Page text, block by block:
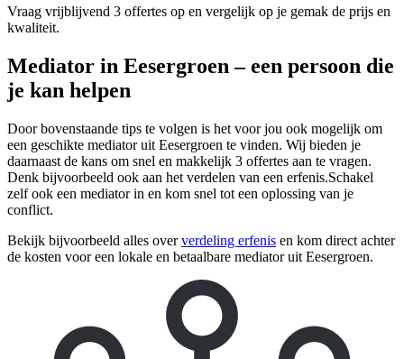
Vraag vrijblijvend 3 offertes op en vergelijk op je gemak de prijs en
kwaliteit.
Mediator in Eesergroen – een persoon die
je kan helpen
Door bovenstaande tips te volgen is het voor jou ook mogelijk om
een geschikte mediator uit Eesergroen te vinden. Wij bieden je
daarnaast de kans om snel en makkelijk 3 offertes aan te vragen.
Denk bijvoorbeeld ook aan het verdelen van een erfenis.Schakel
zelf ook een mediator in en kom snel tot een oplossing van je
conflict.
Bekijk bijvoorbeeld alles oververdeling erfenis en kom direct achter
de kosten voor een lokale en betaalbare mediator uit Eesergroen.